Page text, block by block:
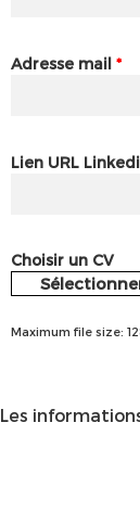
Adresse mail *
Lien URL
Choisir un CV
Maximum file size:
Les